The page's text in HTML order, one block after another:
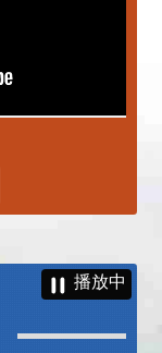
播放中